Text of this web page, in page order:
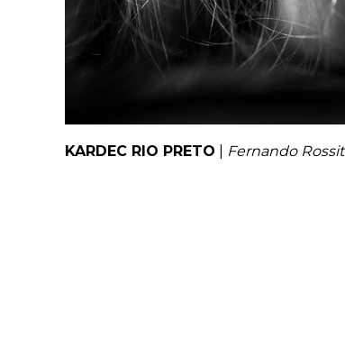
KARDEC RIO PRETO Fernando Rossit